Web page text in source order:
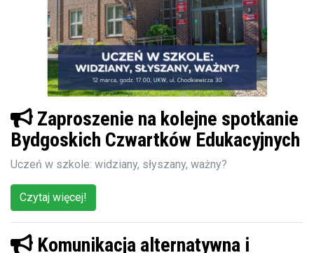
Zaproszenie na kolejne spotkanie
Bydgoskich Czwartków Edukacyjnych
Uczeń w szkole: widziany, słyszany, ważny?
Czytaj więcej!
Komunikacja alternatywna i